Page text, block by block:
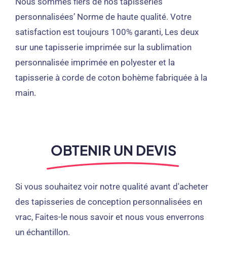
personnalisées’ Norme de haute qualité. Votre
satisfaction est toujours 100% garanti, Les deux
sur une tapisserie imprimée sur la sublimation
personnalisée imprimée en polyester et la
tapisserie à corde de coton bohème fabriquée à la
main.
OBTENIR UN DEVIS
Si vous souhaitez voir notre qualité avant d'acheter
des tapisseries de conception personnalisées en
vrac, Faites-le nous savoir et nous vous enverrons
un échantillon.